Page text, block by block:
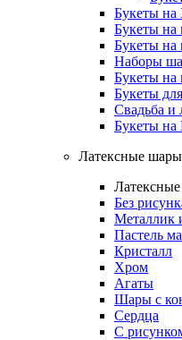
Букеты на
Букеты на
Букеты на
Наборы
Букеты на
Букеты
Свадьба и
Букеты на
Латексные шары
Без
Металлик
Пастель
Кристалл
Хром
Агаты
Шары с
Сердца
С